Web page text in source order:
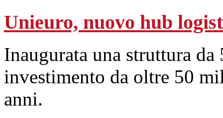
Unieuro, nuovo hub
Inaugurata una struttura
investimento da oltre 50
anni.